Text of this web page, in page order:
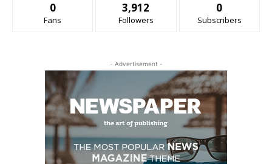
0
Fans
3,912
Followers
0
Subscribers
- Advertisement -